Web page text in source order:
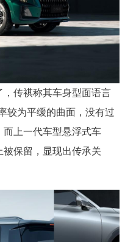
传祺称其车身型面语言
较为平缓的曲面，没有过
上一代车型悬浮式车
保留，显现出传承关